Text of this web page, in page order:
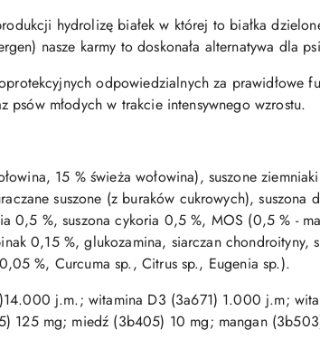
hydrolizę białek w której to białka
nasze karmy to doskonała alternatywa dla
odpowiedzialnych za
psów młodych w trakcie intensywnego wzrostu.
15 % świeża wołowina), suszone
suszone (z buraków cukrowych), suszona
0,5 %, suszona cykoria 0,5 %, MOS (0,5 % -
0,15 %, glukozamina, siarczan
%, Curcuma sp., Citrus sp., Eugenia sp.).
j.m.; witamina D3 (3a671) 1.000 j.m;
125 mg; miedź (3b405) 10 mg; mangan